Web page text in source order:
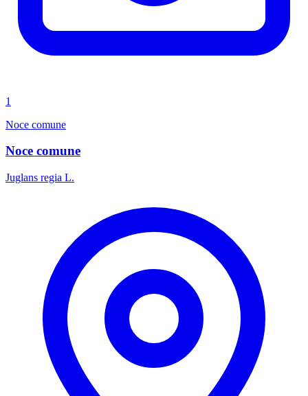
1
Noce comune
Noce comune
Juglans regia L.